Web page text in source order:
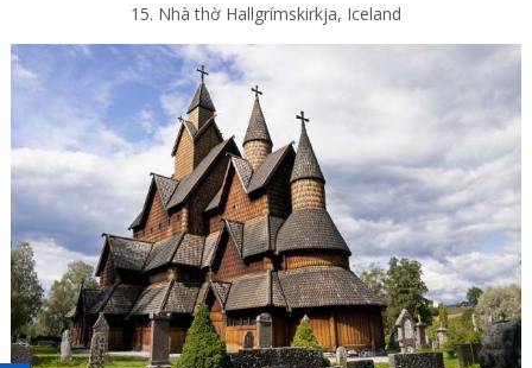
15. Nhà thờ Hallgrímskirkja, Iceland